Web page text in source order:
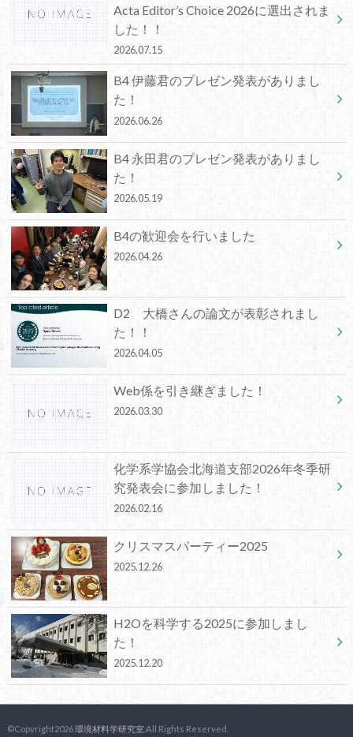
Acta Editor’s Choice 2026に選出されま
した！！
2026.07.15
B4 伊藤君のプレゼン発表がありまし
た！
2026.06.26
B4 永田君のプレゼン発表がありまし
た！
2026.05.19
B4の歓迎会を行いました
2026.04.26
D2 大橋さんの論文が表彰されまし
た！！
2026.04.05
Web係を引き継ぎました！
2026.03.30
化学系学協会北海道支部2026年冬季研
究発表会に参加しました！
2026.02.16
クリスマスパーティー2025
2025.12.26
H2Oを科学する2025に参加しまし
た！
2025.12.20
©Copyright2026環境材料学研究室.All Rights Reserved.